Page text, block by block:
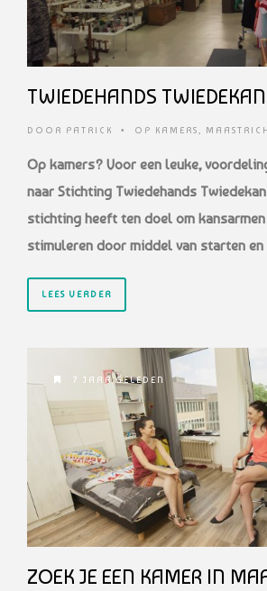
TWIEDEHANDS
DOOR PATRICK • OP KAMERS,
Op kamers? Voor een leuke,
naar Stichting Twiedehands
stichting heeft ten doel om
stimuleren door middel van starten
LEES VERDER
7 JAAR GELEDEN
ZOEK JE EEN KAMER IN